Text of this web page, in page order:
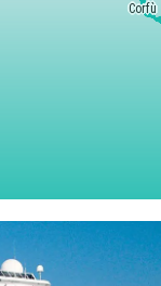
Corfù